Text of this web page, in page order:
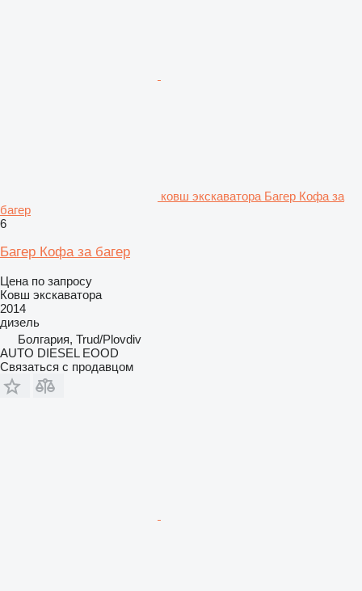
ковш экскаватора Багер Кофа за
багер
6
Багер Кофа за багер
Цена по запросу
Ковш экскаватора
2014
дизель
Болгария, Trud/Plovdiv
AUTO DIESEL EOOD
Связаться с продавцом